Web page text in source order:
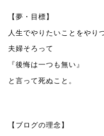
【夢・目標】
人生でやりたいことをやり
夫婦そろって
『後悔は一つも無い』
と言って死ぬこと。
【ブログの理念】